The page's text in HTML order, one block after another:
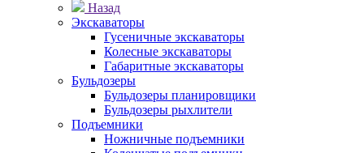
Назад
Экскаваторы
Гусеничные экскаваторы
Колесные экскаваторы
Габаритные экскаваторы
Бульдозеры
Бульдозеры планировщики
Бульдозеры рыхлители
Подъемники
Ножничные подъемники